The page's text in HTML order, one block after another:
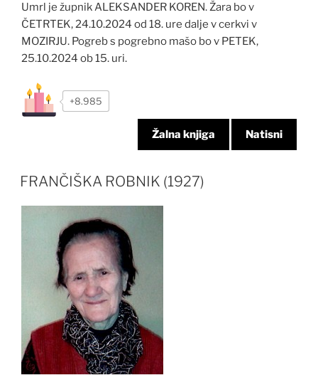
Umrl je župnik ALEKSANDER KOREN. Žara bo v
ČETRTEK, 24.10.2024 od 18. ure dalje v cerkvi v
MOZIRJU. Pogreb s pogrebno mašo bo v PETEK,
25.10.2024 ob 15. uri.
+8.985
Žalna knjiga Natisni
FRANČIŠKA ROBNIK (1927)